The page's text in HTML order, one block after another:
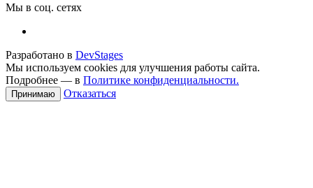
Мы в соц. сетях
Разработано в DevStages
Мы используем cookies для улучшения работы сайта.
Подробнее — в Политике конфиденциальности.
Принимаю Отказаться